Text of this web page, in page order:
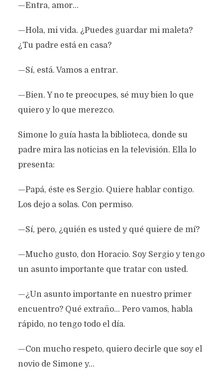
—Entra, amor…
—Hola, mi vida. ¿Puedes guardar mi maleta?
¿Tu padre está en casa?
—Sí, está. Vamos a entrar.
—Bien. Y no te preocupes, sé muy bien lo que
quiero y lo que merezco.
Simone lo guía hasta la biblioteca, donde su
padre mira las noticias en la televisión. Ella lo
presenta:
—Papá, éste es Sergio. Quiere hablar contigo.
Los dejo a solas. Con permiso.
—Sí, pero, ¿quién es usted y qué quiere de mí?
—Mucho gusto, don Horacio. Soy Sergio y tengo
un asunto importante que tratar con usted.
—¿Un asunto importante en nuestro primer
encuentro? Qué extraño… Pero vamos, habla
rápido, no tengo todo el día.
—Con mucho respeto, quiero decirle que soy el
novio de Simone y…